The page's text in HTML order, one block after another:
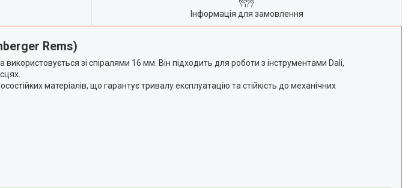
Інформація для замовлення
Rems)
зі спіралями 16 мм. Він підходить для роботи з інструментами Dali,
матеріалів, що гарантує тривалу експлуатацію та стійкість до механічних